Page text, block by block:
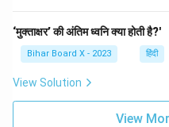
‘मुक्ताक्षर’ की अंतिम ध्वनि क्या होती है?'
Bihar Board X - 2023 हिंदी
View Solution
View